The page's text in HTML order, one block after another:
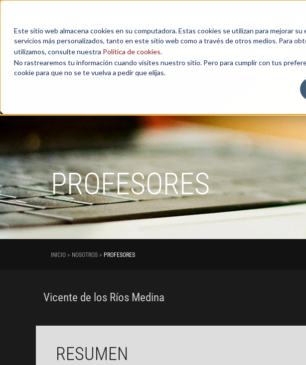
Este sitio web almacena cookies en su computadora. Estas cookies se utilizan para mejorar
servicios más personalizados, tanto en este sitio web como a través de otros medios. Para
utilizamos, consulte nuestra Política de cookies.
No rastrearemos tu información cuando visites nuestro sitio. Pero para cumplir con tus
cookie para que no se te vuelva a pedir que elijas.
PROFESORES
INICIO > NOSOTROS > PROFESORES
Vicente de los Ríos Medina
RESUMEN